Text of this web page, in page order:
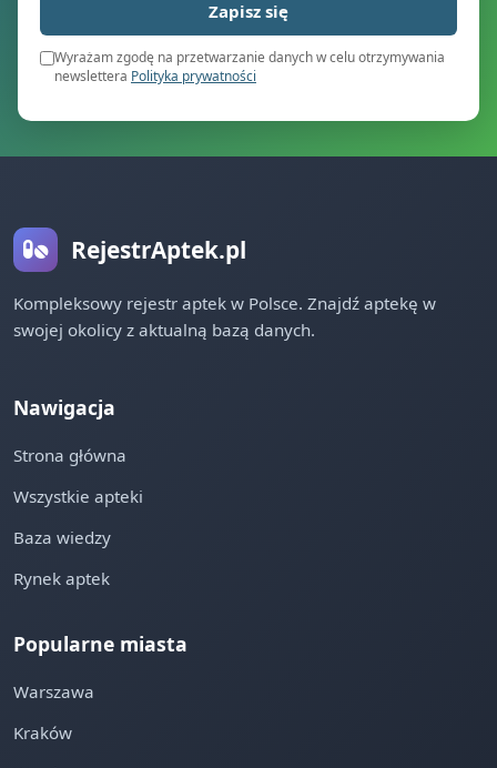
Zapisz się
Wyrażam zgodę na przetwarzanie danych w celu otrzymywania
newslettera Polityka prywatności
RejestrAptek.pl
Kompleksowy rejestr aptek w Polsce. Znajdź aptekę w
swojej okolicy z aktualną bazą danych.
Nawigacja
Strona główna
Wszystkie apteki
Baza wiedzy
Rynek aptek
Popularne miasta
Warszawa
Kraków